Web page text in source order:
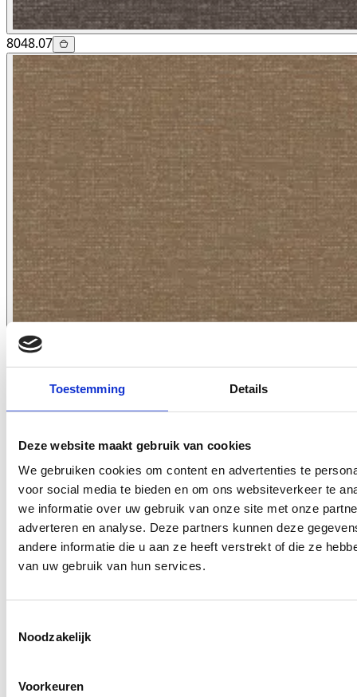
Toestemming Details
Deze website maakt gebruik van cookies
We gebruiken cookies om content en advertenties te
voor social media te bieden en om ons websiteverkeer te
we informatie over uw gebruik van onze site met onze
adverteren en analyse. Deze partners kunnen deze
andere informatie die u aan ze heeft verstrekt of die ze
van uw gebruik van hun services.
Noodzakelijk
Voorkeuren
8048.07
8048.08